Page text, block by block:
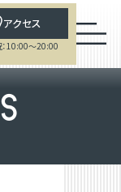
アクセス
10:00～20:00